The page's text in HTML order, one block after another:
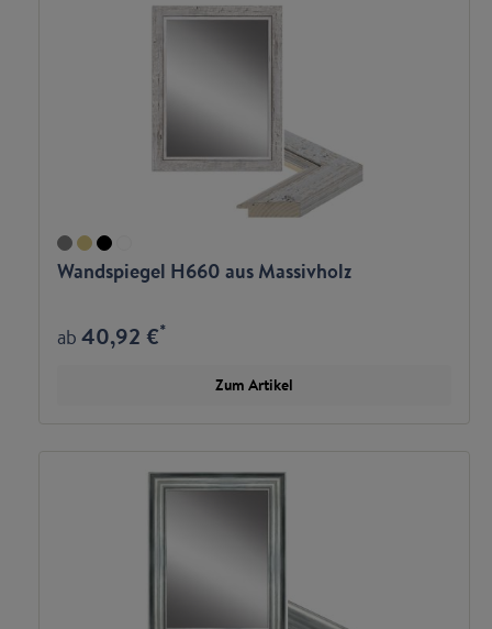
Wandspiegel H660 aus Massivholz
ab40,92 €*
Zum Artikel